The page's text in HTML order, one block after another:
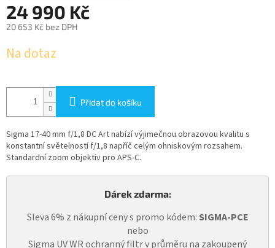
24 990 Kč
20 653 Kč bez DPH
cena:
Na dotaz
Přidat do košíku
Sigma 17-40 mm f/1,8 DC Art nabízí výjimečnou obrazovou kvalitu s
konstantní světelností f/1,8 napříč celým ohniskovým rozsahem.
Standardní zoom objektiv pro APS-C.
Dárek zdarma:
Sleva 6% z nákupní ceny s promo kódem: SIGMA-PCE
nebo
Sigma UV WR ochranný filtr v průměru na zakoupený